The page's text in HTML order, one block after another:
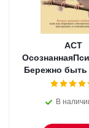
АСТ
Бережно быть
Второе
В